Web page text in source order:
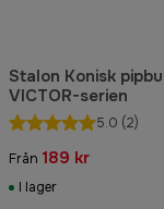
Stalon Konisk
VICTOR-serien
5.0 (2)
Från 189 kr
I lager